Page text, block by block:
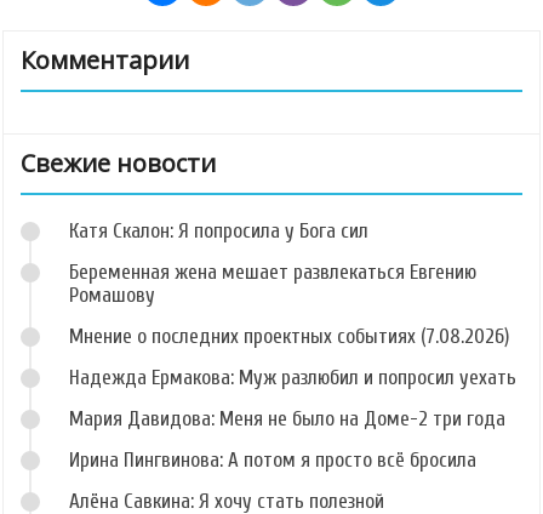
Комментарии
Свежие новости
Катя Скалон: Я попросила у Бога сил
Беременная жена мешает развлекаться Евгению
Ромашову
Мнение о последних проектных событиях (7.08.2026)
Надежда Ермакова: Муж разлюбил и попросил уехать
Мария Давидова: Меня не было на Доме-2 три года
Ирина Пингвинова: А потом я просто всё бросила
Алёна Савкина: Я хочу стать полезной